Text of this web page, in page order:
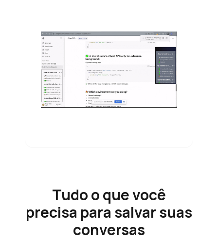
Tudo o que você
precisa para salvar suas
conversas